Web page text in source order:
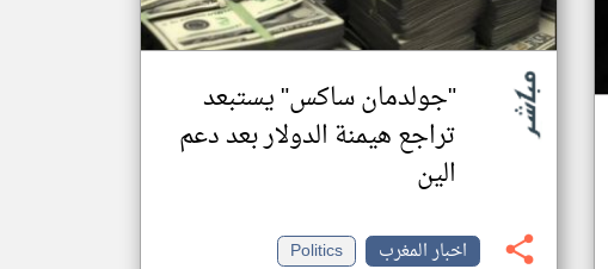
"جولدمان ساكس" يستبعد
تراجع هيمنة الدولار بعد دعم
الين
اخبار المغرب
Politics